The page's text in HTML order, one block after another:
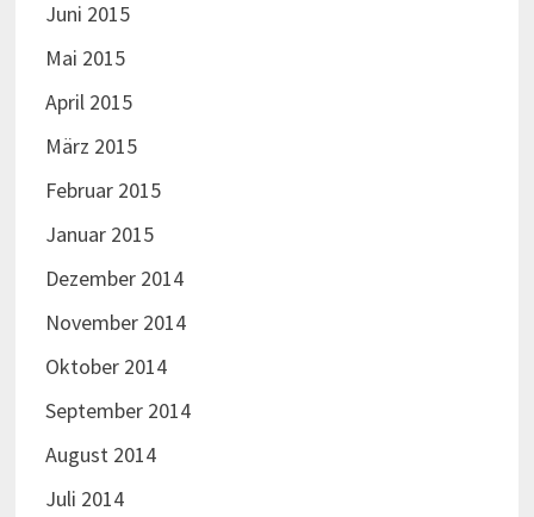
Juni 2015
Mai 2015
April 2015
März 2015
Februar 2015
Januar 2015
Dezember 2014
November 2014
Oktober 2014
September 2014
August 2014
Juli 2014